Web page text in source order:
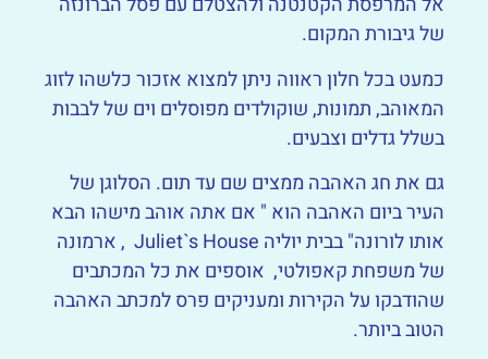
של גיבורת המקום.
כמעט בכל חלון ראווה ניתן למצוא אזכור כלשהו לזוג
המאוהב, תמונות, שוקולדים מפוסלים וים של לבבות
בשלל גדלים וצבעים.
גם את חג האהבה ממצים שם עד תום. הסלוגן של
העיר ביום האהבה הוא " אם אתה אוהב מישהו הבא
אותו לורונה" בבית יוליה Juliet`s House , ארמונה
של משפחת קאפולטי, אוספים את כל המכתבים
שהודבקו על הקירות ומעניקים פרס למכתב האהבה
הטוב ביותר.